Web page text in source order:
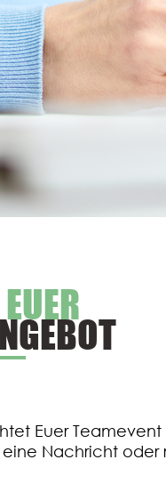
Euer Teamevent
eine Nachricht oder